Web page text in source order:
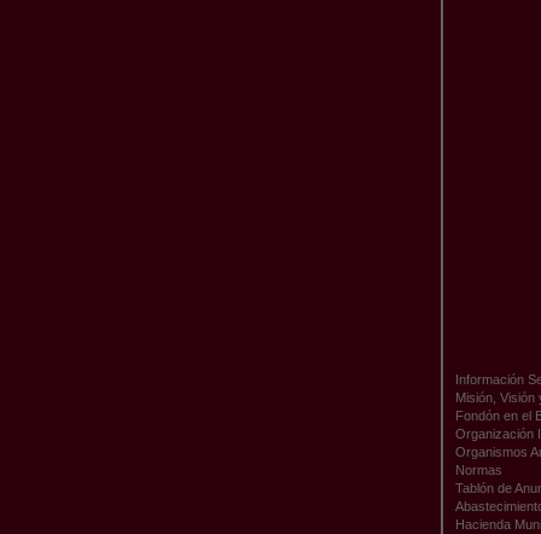
Información
Misión, Visión
Fondón en el
Organización
Organismos
Normas
Tablón de
Hacienda